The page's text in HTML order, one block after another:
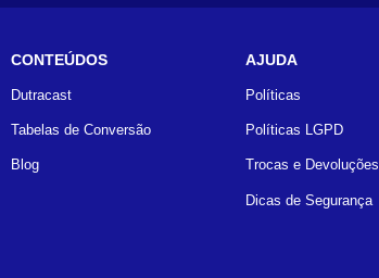
CONTEÚDOS
Dutracast
Tabelas de Conversão
Blog
AJUDA
Políticas
Políticas LGPD
Trocas e Devoluções
Dicas de Segurança